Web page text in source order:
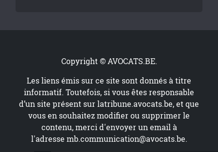
Copyright © AVOCATS.BE.
Les liens émis sur ce site sont donnés à titre
informatif. Toutefois, si vous êtes responsable
d’un site présent surlatribune.avocats.be, et que
vous en souhaitez modifier ou supprimer le
contenu, merci d'envoyer un email à
l'adresse mb.communication@avocats.be.